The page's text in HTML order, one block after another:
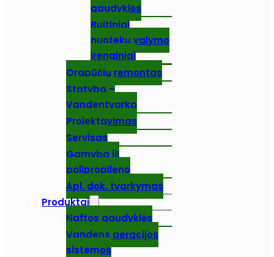
gaudyklės
Buitiniai
nuotekų valymo
įrenginiai
Orapūčių remontas
Statyba –
Vandentvarka
Projektavimas
Servisas
Gamyba iš
polipropileno
Apl. dok. tvarkymas
Produktai
Naftos gaudyklės
Vandens aeracijos
sistemos